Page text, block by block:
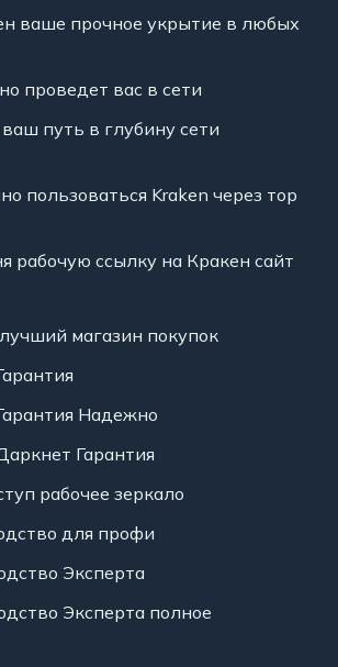
ваше прочное укрытие в любых
проведет вас в сети
путь в глубину сети
пользоваться Kraken через тор
рабочую ссылку на Кракен сайт
магазин покупок
Надежно
Гарантия
рабочее зеркало
для профи
Эксперта
Эксперта полное